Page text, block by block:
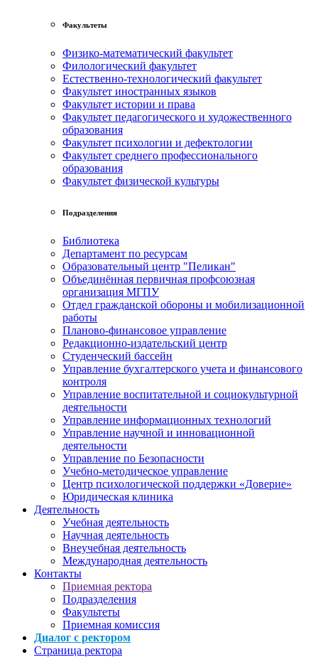
Факультеты
Физико-математический факультет
Филологический факультет
Естественно-технологический факультет
Факультет иностранных языков
Факультет истории и права
Факультет педагогического и художественного
образования
Факультет психологии и дефектологии
Факультет среднего профессионального
образования
Факультет физической культуры
Подразделения
Библиотека
Департамент по ресурсам
Образовательный центр "Пеликан"
Объединённая первичная профсоюзная
организация МГПУ
Отдел гражданской обороны и мобилизационной
работы
Планово-финансовое управление
Редакционно-издательский центр
Студенческий бассейн
Управление бухгалтерского учета и финансового
контроля
Управление воспитательной и социокультурной
деятельности
Управление информационных технологий
Управление научной и инновационной
деятельности
Управление по Безопасности
Учебно-методическое управление
Центр психологической поддержки «Доверие»
Юридическая клиника
Деятельность
Учебная деятельность
Научная деятельность
Внеучебная деятельность
Международная деятельность
Контакты
Приемная ректора
Подразделения
Факультеты
Приемная комиссия
Диалог с ректором
Страница ректора